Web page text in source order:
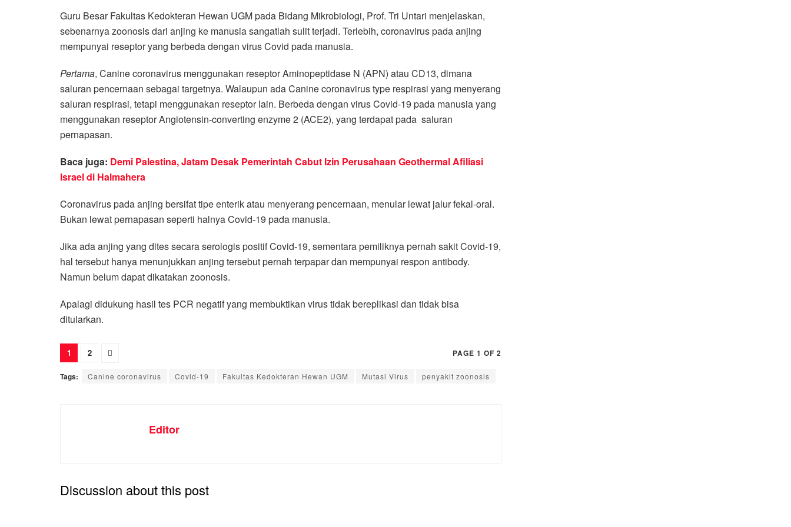
Guru Besar Fakultas Kedokteran Hewan UGM pada Bidang Mikrobiologi, Prof. Tri Untari menjelaskan,
sebenarnya zoonosis dari anjing ke manusia sangatlah sulit terjadi. Terlebih, coronavirus pada anjing
mempunyai reseptor yang berbeda dengan virus Covid pada manusia.
Pertama, Canine coronavirus menggunakan reseptor Aminopeptidase N (APN) atau CD13, dimana
saluran pencernaan sebagai targetnya. Walaupun ada Canine coronavirus type respirasi yang menyerang
saluran respirasi, tetapi menggunakan reseptor lain. Berbeda dengan virus Covid-19 pada manusia yang
menggunakan reseptor Angiotensin-converting enzyme 2 (ACE2), yang terdapat pada saluran
pernapasan.
Baca juga: Demi Palestina, Jatam Desak Pemerintah Cabut Izin Perusahaan Geothermal Afiliasi
Israel di Halmahera
Coronavirus pada anjing bersifat tipe enterik atau menyerang pencernaan, menular lewat jalur fekal-oral.
Bukan lewat pernapasan seperti halnya Covid-19 pada manusia.
Jika ada anjing yang dites secara serologis positif Covid-19, sementara pemiliknya pernah sakit Covid-19,
hal tersebut hanya menunjukkan anjing tersebut pernah terpapar dan mempunyai respon antibody.
Namun belum dapat dikatakan zoonosis.
Apalagi didukung hasil tes PCR negatif yang membuktikan virus tidak bereplikasi dan tidak bisa
ditularkan.
PAGE 1 OF 2
1 2
Tags: Canine coronavirus Covid-19 Fakultas Kedokteran Hewan UGM Mutasi Virus penyakit zoonosis
Editor
Discussion about this post